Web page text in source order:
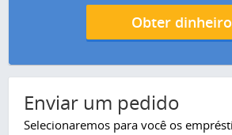
Obter dinheiro
Enviar um pedido
Selecionaremos para você os